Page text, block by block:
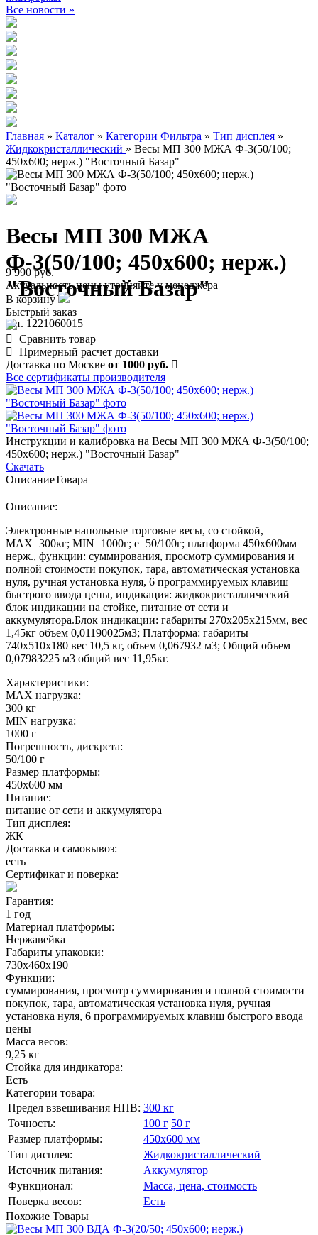
Все новости »
Главная » Каталог » Категории Фильтра » Тип дисплея »
Жидкокристаллический » Весы МП 300 МЖА Ф-3(50/100;
450х600; нерж.) "Восточный Базар"
Весы МП 300 МЖА
Ф-3(50/100; 450х600; нерж.)
"Восточный Базар"
арт. 1221060015
9 990 руб.
Актуальность цены уточняйте у менеджера
В корзину
Быстрый заказ
Сравнить товар
Примерный расчет доставки
Доставка по Москве от 1000 руб.
Все сертификаты производителя
Инструкции и калибровка на Весы МП 300 МЖА Ф-3(50/100;
450х600; нерж.) "Восточный Базар"
Скачать
ОписаниеТовара
Описание:
Электронные напольные торговые весы, со стойкой,
MAX=300кг; MIN=1000г; e=50/100г; платформа 450х600мм
нерж., функции: суммирования, просмотр суммирования и
полной стоимости покупок, тара, автоматическая установка
нуля, ручная установка нуля, 6 программируемых клавиш
быстрого ввода цены, индикация: жидкокристаллический
блок индикации на стойке, питание от сети и
аккумулятора.Блок индикации: габариты 270х205х215мм, вес
1,45кг объем 0,01190025м3; Платформа: габариты
740х510х180 вес 10,5 кг, объем 0,067932 м3; Общий объем
0,07983225 м3 общий вес 11,95кг.
Характеристики:
MAX нагрузка:
300 кг
MIN нагрузка:
1000 г
Погрешность, дискрета:
50/100 г
Размер платформы:
450х600 мм
Питание:
питание от сети и аккумулятора
Тип дисплея:
ЖК
Доставка и самовывоз:
есть
Сертификат и поверка:
Гарантия:
1 год
Материал платформы:
Нержавейка
Габариты упаковки:
730х460х190
Функции:
суммирования, просмотр суммирования и полной стоимости
покупок, тара, автоматическая установка нуля, ручная
установка нуля, 6 программируемых клавиш быстрого ввода
цены
Масса весов:
9,25 кг
Стойка для индикатора:
Есть
Категории товара:
Предел взвешивания НПВ: 300 кг
Точность:
100 г 50 г
Размер платформы:
450х600 мм
Тип дисплея:
Жидкокристаллический
Источник питания:
Аккумулятор
Функционал:
Масса, цена, стоимость
Поверка весов:
Есть
Похожие Товары